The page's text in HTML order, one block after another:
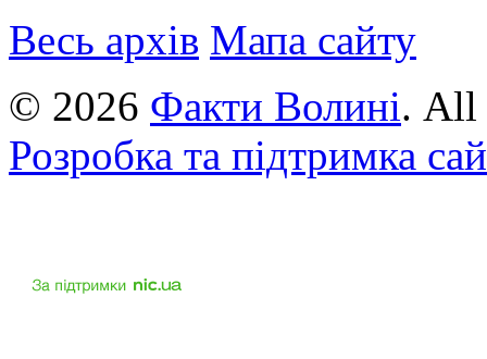
Весь архів Мапа сайту
© 2026 Факти Волині. All
Розробка та підтримка